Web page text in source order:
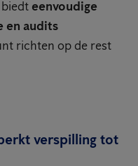
eenvoudige
en audits
richten op de rest
verspilling tot